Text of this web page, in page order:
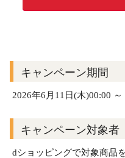
キャンペーン期間
2026年6月11日(木)00:00
キャンペーン対象者
dショッピングで対象商品